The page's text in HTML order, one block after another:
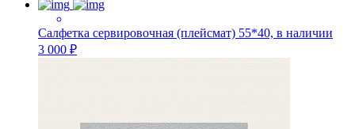
Салфетка сервировочная (плейсмат) 55*40, в наличии
3 000 ₽